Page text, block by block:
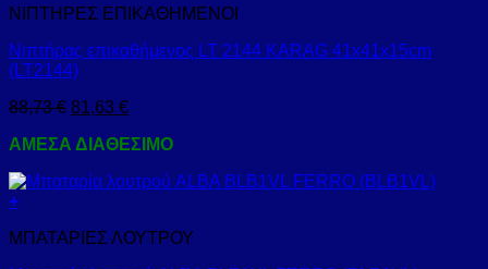
ΝΙΠΤΗΡΕΣ ΕΠΙΚΑΘΗΜΕΝΟΙ
Νιπτήρας επικαθήμενος LT 2144 KARAG 41x41x15cm
(LT2144)
88,73€ 81,63 €
ΑΜΕΣΑ ΔΙΑΘΕΣΙΜΟ
+
ΜΠΑΤΑΡΙΕΣ ΛΟΥΤΡΟΥ